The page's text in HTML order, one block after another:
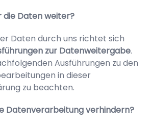
die Daten weiter?
Daten durch uns richtet sich
zur Datenweitergabe.
Ausführungen zu den
in dieser
zu beachten.
Datenverarbeitung verhindern?